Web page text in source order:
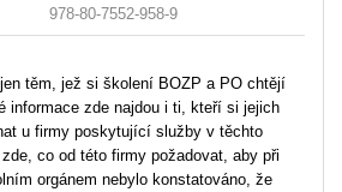
978-80-7552-958-9
těm, jež si školení BOZP a PO chtějí
informace zde najdou i ti, kteří si jejich
u firmy poskytující služby v těchto
co od této firmy požadovat, aby při
orgánem nebylo konstatováno, že